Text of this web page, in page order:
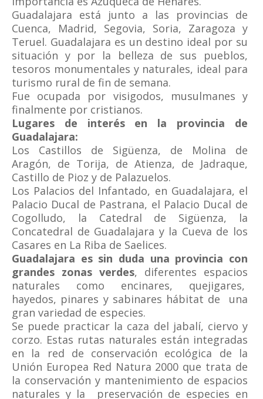
Guadalajara está junto a las provincias de
Cuenca, Madrid, Segovia, Soria, Zaragoza y
Teruel. Guadalajara es un destino ideal por su
situación y por la belleza de sus pueblos,
tesoros monumentales y naturales, ideal para
turismo rural de fin de semana.
Fue ocupada por visigodos, musulmanes y
finalmente por cristianos.
Lugares de interés en la provincia de
Guadalajara:
Los Castillos de Sigüenza, de Molina de
Aragón, de Torija, de Atienza, de Jadraque,
Castillo de Pioz y de Palazuelos.
Los Palacios del Infantado, en Guadalajara, el
Palacio Ducal de Pastrana, el Palacio Ducal de
Cogolludo, la Catedral de Sigüenza, la
Concatedral de Guadalajara y la Cueva de los
Casares en La Riba de Saelices.
Guadalajara es sin duda una provincia con
grandes zonas verdes, diferentes espacios
naturales como encinares, quejigares,
hayedos, pinares y sabinares hábitat de una
gran variedad de especies.
Se puede practicar la caza del jabalí, ciervo y
corzo. Estas rutas naturales están integradas
en la red de conservación ecológica de la
Unión Europea Red Natura 2000 que trata de
la conservación y mantenimiento de espacios
naturales y la preservación de especies en